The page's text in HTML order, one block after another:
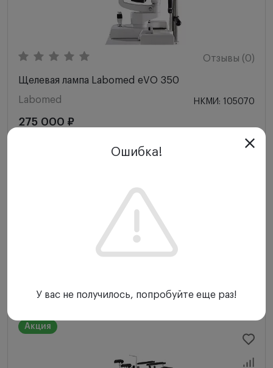
Отзывы (0)
Щелевая лампа Labomed eVO 350
Labomed
НКМИ: 105070
275 000 ₽
Купить
Акция
Ошибка!
У вас не получилось, попробуйте еще раз!